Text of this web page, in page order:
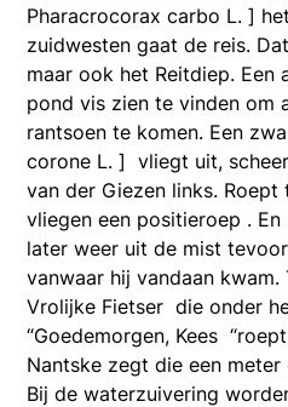
Pharacrocorax carbo L. ]
zuidwesten gaat de reis.
maar ook het Reitdiep. Een
pond vis zien te vinden om
rantsoen te komen. Een
corone L. ] vliegt uit,
van der Giezen links.
vliegen een positieroep .
later weer uit de mist
vanwaar hij vandaan
Vrolijke Fietser die onder
“Goedemorgen, Kees
Nantske zegt die een
Bij de waterzuivering